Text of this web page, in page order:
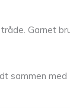
sammen med